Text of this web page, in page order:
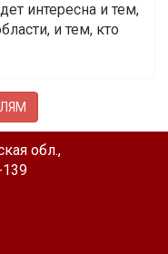
интересна и тем,
и тем, кто
обл.,
139